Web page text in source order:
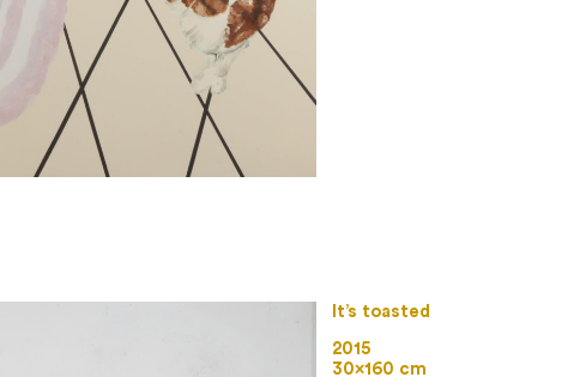
It’s toasted
2015
30×160 cm